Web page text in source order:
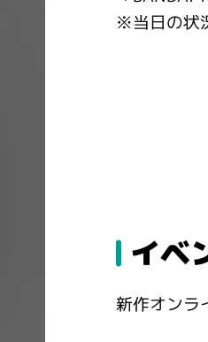
※当日の状
イベ
新作オンラ